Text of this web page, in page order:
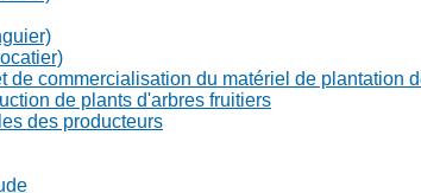
de commercialisation du matériel de plantation
de plants d'arbres fruitiers
des producteurs